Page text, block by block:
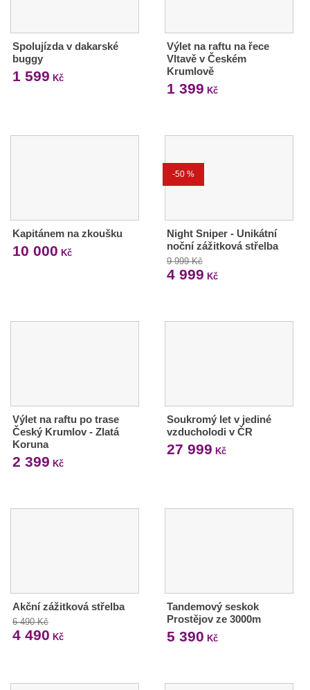
Spolujízda v dakarské
buggy
1 599 Kč
Výlet na raftu na řece
Vltavě v Českém
Krumlově
1 399 Kč
Kapitánem na zkoušku
10 000 Kč
-50 %
Night Sniper - Unikátní
noční zážitková střelba
9 999 Kč
4 999 Kč
Výlet na raftu po trase
Český Krumlov - Zlatá
Koruna
2 399 Kč
Soukromý let v jediné
vzducholodi v ČR
27 999 Kč
Akční zážitková střelba
6 490 Kč
4 490 Kč
Tandemový seskok
Prostějov ze 3000m
5 390 Kč